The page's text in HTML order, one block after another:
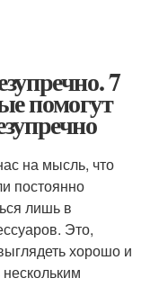
7
помогут
на мысль, что
постоянно
лишь в
Это,
хорошо и